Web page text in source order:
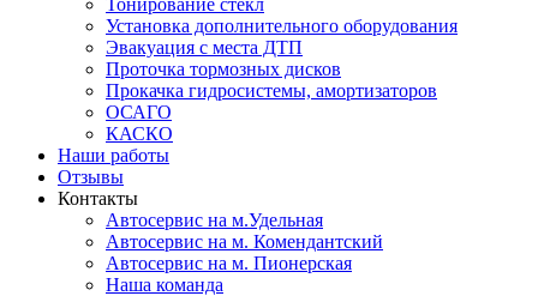
Тонирование стекл
Установка дополнительного оборудования
Эвакуация с места ДТП
Проточка тормозных дисков
Прокачка гидросистемы, амортизаторов
ОСАГО
КАСКО
Наши работы
Отзывы
Контакты
Автосервис на м.Удельная
Автосервис на м. Комендантский
Автосервис на м. Пионерская
Наша команда